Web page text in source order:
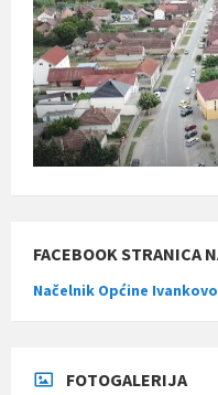
FACEBOOK STRANICA
Načelnik Općine
FOTOGALERIJA